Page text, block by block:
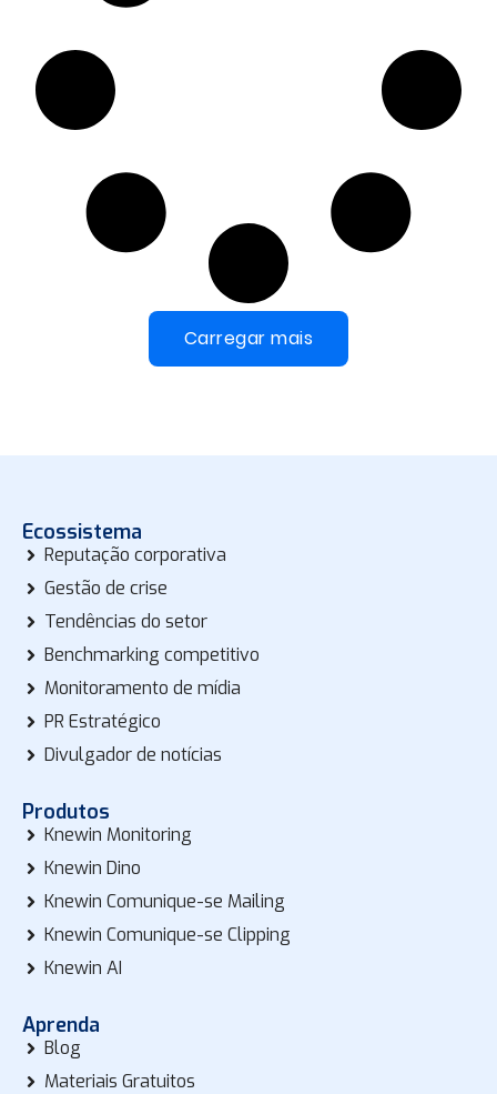
Carregar mais
Ecossistema
Reputação corporativa
Gestão de crise
Tendências do setor
Benchmarking competitivo
Monitoramento de mídia
PR Estratégico
Divulgador de notícias
Produtos
Knewin Monitoring
Knewin Dino
Knewin Comunique-se Mailing
Knewin Comunique-se Clipping
Knewin AI
Aprenda
Blog
Materiais Gratuitos